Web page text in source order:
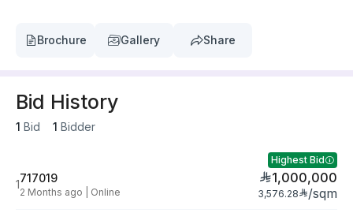
Brochure Gallery Share
Bid History
1 Bid 1 Bidder
Highest Bid
1717019
2 Months ago Online
1,000,000
3,576.28 /sqm